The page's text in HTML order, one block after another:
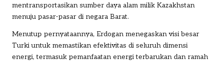
mentransportasikan sumber daya alam milik Kazakhstan
menuju pasar-pasar di negara Barat.
Menutup pernyataannya, Erdogan menegaskan visi besar
Turki untuk memastikan efektivitas di seluruh dimensi
energi, termasuk pemanfaatan energi terbarukan dan ramah